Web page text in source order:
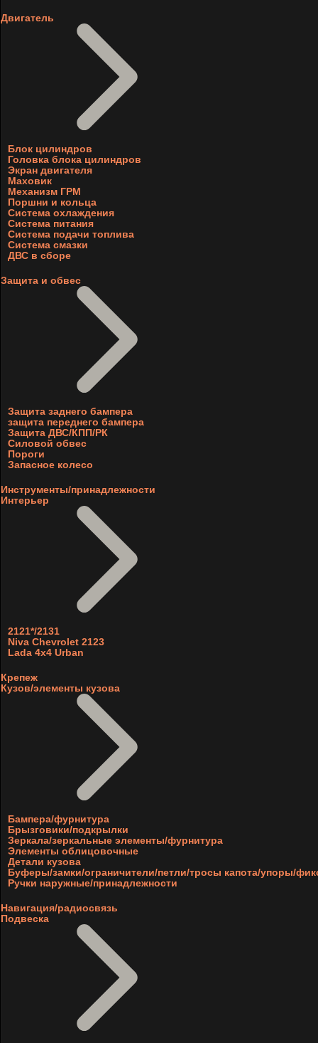
Двигатель
Блок цилиндров
Головка блока цилиндров
Экран двигателя
Маховик
Механизм ГРМ
Поршни и кольца
Система охлаждения
Система питания
Система подачи топлива
Система смазки
ДВС в сборе
Защита и обвес
Защита заднего бампера
защита переднего бампера
Защита ДВС/КПП/РК
Силовой обвес
Пороги
Запасное колесо
Инструменты/принадлежности
Интерьер
2121*/2131
Niva Chevrolet 2123
Lada 4x4 Urban
Крепеж
Кузов/элементы кузова
Бампера/фурнитура
Брызговики/подкрылки
Зеркала/зеркальные элементы/фурнитура
Элементы облицовочные
Детали кузова
Буферы/замки/ограничители/петли/тросы капота/упоры/
Ручки наружные/принадлежности
Навигация/радиосвязь
Подвеска